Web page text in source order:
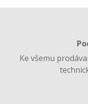
Ke všemu